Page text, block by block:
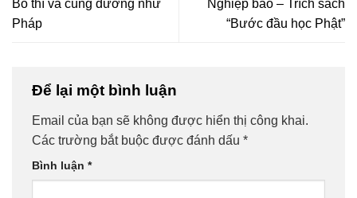
Bố thí và cúng dường như
Pháp
Nghiệp báo – Trích sách
“Bước đầu học Phật”
Để lại một bình luận
Email của bạn sẽ không được hiển thị công khai.
Các trường bắt buộc được đánh dấu *
Bình luận *